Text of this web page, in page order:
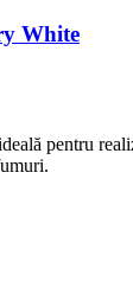
White
pentru